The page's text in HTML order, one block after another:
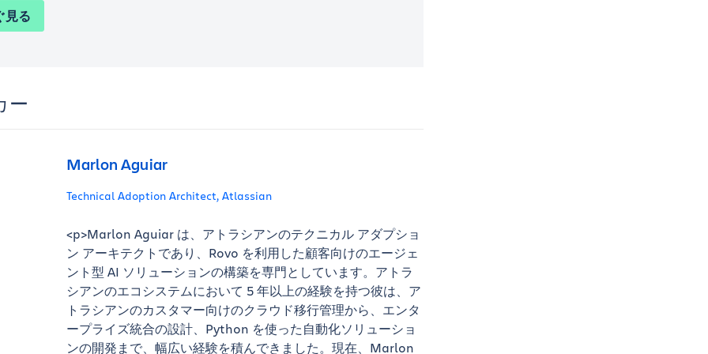
見る
ー
Marlon Aguiar
Technical Adoption Architect, Atlassian
<p>Marlon Aguiar は、アトラシアンのテクニカル アダプショ
ン アーキテクトであり、Rovo を利用した顧客向けのエージェ
ント型 AI ソリューションの構築を専門としています。アトラ
シアンのエコシステムにおいて 5 年以上の経験を持つ彼は、ア
トラシアンのカスタマー向けのクラウド移行管理から、エンタ
ープライズ統合の設計、Python を使った自動化ソリューショ
ンの開発まで、幅広い経験を積んできました。現在、Marlon